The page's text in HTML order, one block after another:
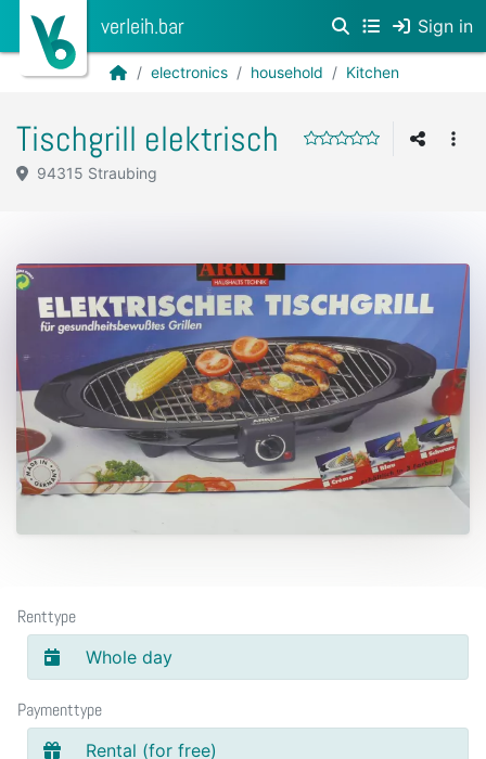
verleih.bar Sign in
electronics household Kitchen
Tischgrill elektrisch
94315 Straubing
Renttype
Whole day
Paymenttype
Rental (for free)